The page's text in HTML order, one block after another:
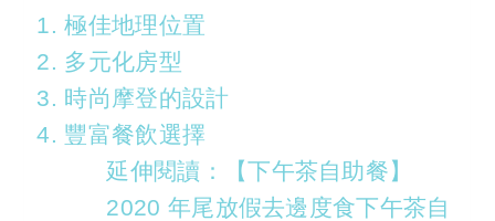
1. 極佳地理位置
2. 多元化房型
3. 時尚摩登的設計
4. 豐富餐飲選擇
延伸閱讀：【下午茶自助餐】
2020 年尾放假去邊度食下午茶自